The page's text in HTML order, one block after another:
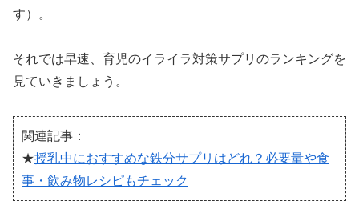
す）。
それでは早速、育児のイライラ対策サプリのランキングを
見ていきましょう。
関連記事：
★授乳中におすすめな鉄分サプリはどれ？必要量や食
事・飲み物レシピもチェック